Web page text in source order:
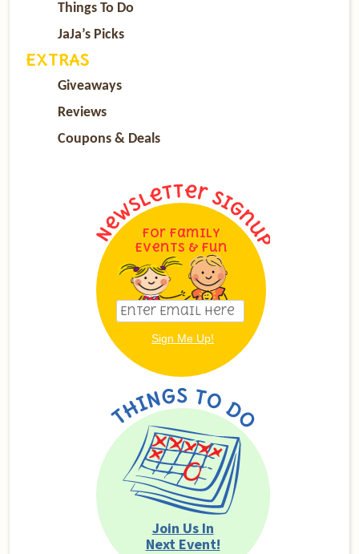
Things To Do
JaJa’s Picks
EXTRAS
Giveaways
Reviews
Coupons & Deals
For Family
Events & Fun
Join Us In
Next Event!